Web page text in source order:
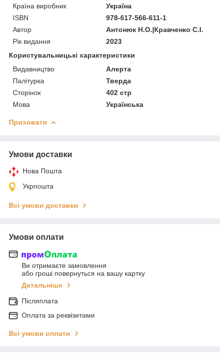
Країна виробник
Україна
ISBN
978-617-566-611-1
Автор
Антонюк Н.О.|Кравченко С.І.
Рік видання
2023
Користувальницькі характеристики
Видавництво
Алерта
Палітурка
Тверда
Сторінок
402 стр
Мова
Українська
Приховати
Умови доставки
Нова Пошта
Укрпошта
Всі умови доставки
Умови оплати
Ви отримаєте замовлення
або гроші повернуться на вашу картку
Детальніше
Післяплата
Оплата за реквізитами
Всі умови оплати